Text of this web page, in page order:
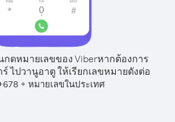
ดหมายเลขของ Viberหากต้องการ
ไปวานูอาตู ให้เรียกเลขหมายดังต่อ
678 + หมายเลขในประเทศ